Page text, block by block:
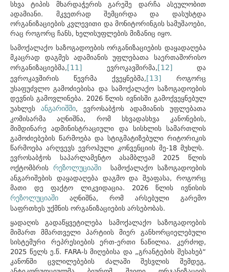
სხვა ტიპის მხარდაჭერის გარეშე დარჩა ასეულობით
ადამიანი. მკვეთრად შემცირდა და დასუსტდა
ორგანიზაციების კვლევითი და მონიტორინგის სამუშაოები,
რაც როგორც ჩანს, ხელისუფლების მიზანიც იყო.
სამოქალაქო საზოგადოების ორგანიზაციების დაყადაღება
მკაცრად დაგმეს ადამიანის უფლებათა საერთაშორისო
ორგანიზაციებმა,[11] ევროკავშირმა,[12] და
ევროკავშირის წევრმა ქვეყნებმა,[13]
როგორც
უსაფუძვლო გამოძიებისა და სამოქალაქო საზოგადოების
დევნის გამოვლინება. 2026 წლის ივნისში გამოქვეყნებულ
უახლესანგარიშში, ევროსაბჭოს ადამიანის უფლებათა
კომისარმა აღნიშნა, რომ სხვადასხვა კანონების,
მიმდინარე ადმინისტრაციული და სისხლის სამართლის
გამოძიებების წარმოება და სტიგმატიზებული რიტორიკის
წარმოება არღვევს ევროპული კონვენციის მე-18 მუხლს.
ევროსაბჭოს საპარლამენტო ასამბლეამ 2025 წლის
ოქტომბრისრეზოლუციაში სამოქალაქო საზოგადოების
ანგარიშების დაყადაღება დაგმო და შეაფასა, როგორც
მათი დე ფაქტო ლიკვიდაცია. 2026 წლის ივნისის
რეზოლუციაში აღნიშნა, რომ არსებული გარემო
საფრთხეს უქმნის ორგანიზაციების არსებობას.
ყადაღის გადაწყვეტილება სამოქალაქო საზოგადოების
მიმართ მმართველი პარტიის მიერ განხორციელებული
სისტემური რეპრესიების ერთ-ერთი ნაწილია. კერძოდ,
2025 წელს ე.წ. FARA-ს მიღებისა და „გრანტების შესახებ“
კანონში ცვლილებების ძალაში შესვლის შემდეგ,